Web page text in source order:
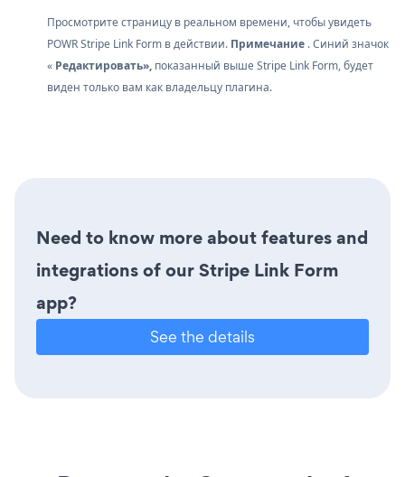
Просмотрите страницу в реальном времени, чтобы увидеть
POWR Stripe Link Form в действии. Примечание . Синий значок
« Редактировать», показанный выше Stripe Link Form, будет
виден только вам как владельцу плагина.
Need to know more about features and
integrations of our Stripe Link Form
app?
See the details